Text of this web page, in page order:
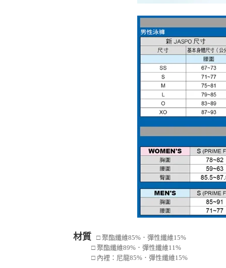
材質
□ 聚酯纖維85%．彈性纖維15%
□ 聚酯纖維89%．彈性纖維11%
□ 內裡：尼龍85%．彈性纖維15%